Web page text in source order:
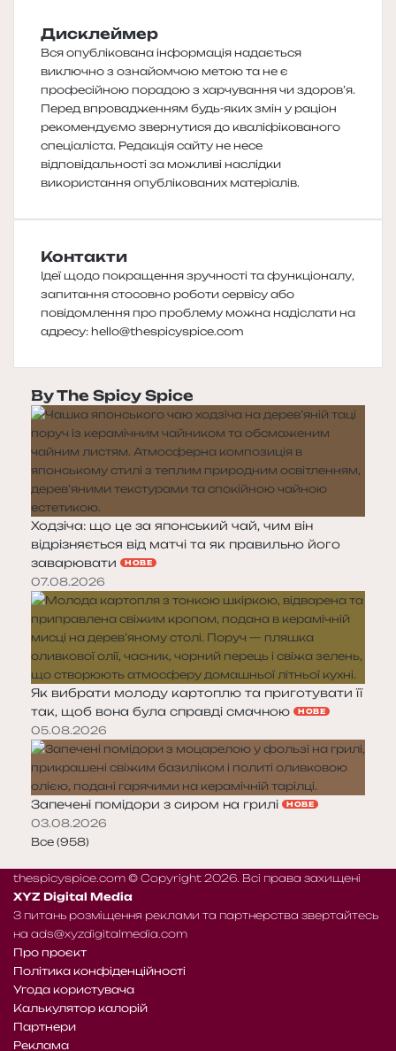
Дисклеймер
Вся опублікована інформація надається
виключно з ознайомчою метою та не є
професійною порадою з харчування чи здоров’я.
Перед впровадженням будь-яких змін у раціон
рекомендуємо звернутися до кваліфікованого
спеціаліста. Редакція сайту не несе
відповідальності за можливі наслідки
використання опублікованих матеріалів.
Контакти
Ідеї щодо покращення зручності та функціоналу,
запитання стосовно роботи сервісу або
повідомлення про проблему можна надіслати на
адресу: hello@thespicyspice.com
By The Spicy Spice
Ходзіча: що це за японський чай, чим він
відрізняється від матчі та як правильно його
заварювати
НОВЕ
07.08.2026
Як вибрати молоду картоплю та приготувати її
так, щоб вона була справді смачною
НОВЕ
05.08.2026
Запечені помідори з сиром на грилі НОВЕ
03.08.2026
Все (958)
thespicyspice.com © Copyright 2026. Всі права захищені
XYZ Digital Media
З питань розміщення реклами та партнерства звертайтесь
на ads@xyzdigitalmedia.com
Про проєкт
Політика конфіденційності
Угода користувача
Калькулятор калорій
Партнери
Реклама